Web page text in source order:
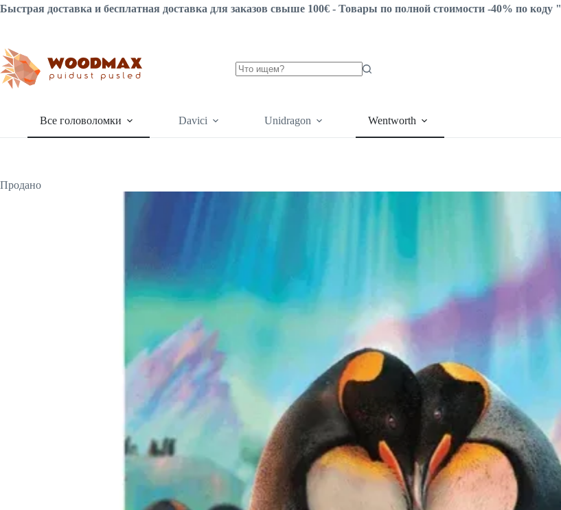
Перейти
Быстрая доставка и бесплатная доставка для заказов свыше 100€ - Товары по полной стоимости -40% по коду "
Все головоломки Davici Unidragon Wentworth
Продано